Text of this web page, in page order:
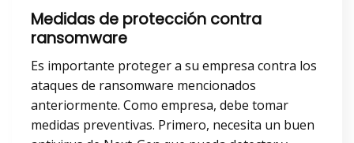
Medidas de protección contra
ransomware
Es importante proteger a su empresa contra los
ataques de ransomware mencionados
anteriormente. Como empresa, debe tomar
medidas preventivas. Primero, necesita un buen